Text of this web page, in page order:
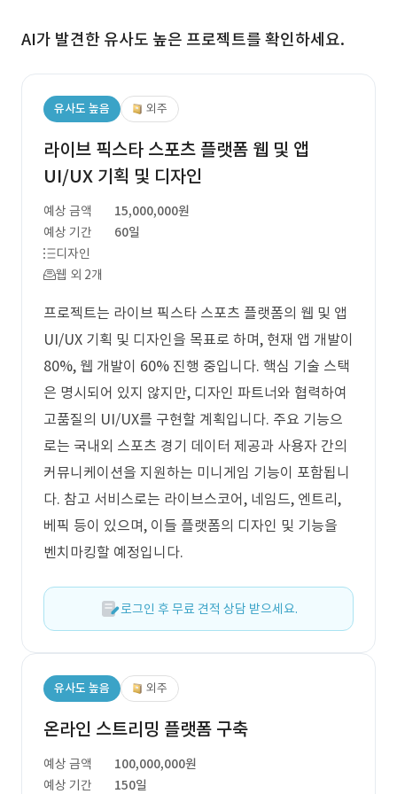
AI가 발견한 유사도 높은 프로젝트를 확인하세요.
유사도 높음 외주
라이브 픽스타 스포츠 플랫폼 웹 및 앱
UI/UX 기획 및 디자인
예상 금액
15,000,000원
예상 기간
60일
디자인
웹 외 2개
프로젝트는 라이브 픽스타 스포츠 플랫폼의 웹 및 앱
UI/UX 기획 및 디자인을 목표로 하며, 현재 앱 개발이
80%, 웹 개발이 60% 진행 중입니다. 핵심 기술 스택
은 명시되어 있지 않지만, 디자인 파트너와 협력하여
고품질의 UI/UX를 구현할 계획입니다. 주요 기능으
로는 국내외 스포츠 경기 데이터 제공과 사용자 간의
커뮤니케이션을 지원하는 미니게임 기능이 포함됩니
다. 참고 서비스로는 라이브스코어, 네임드, 엔트리,
베픽 등이 있으며, 이들 플랫폼의 디자인 및 기능을
벤치마킹할 예정입니다.
로그인 후 무료 견적 상담 받으세요.
유사도 높음 외주
온라인 스트리밍 플랫폼 구축
예상 금액
100,000,000원
예상 기간
150일